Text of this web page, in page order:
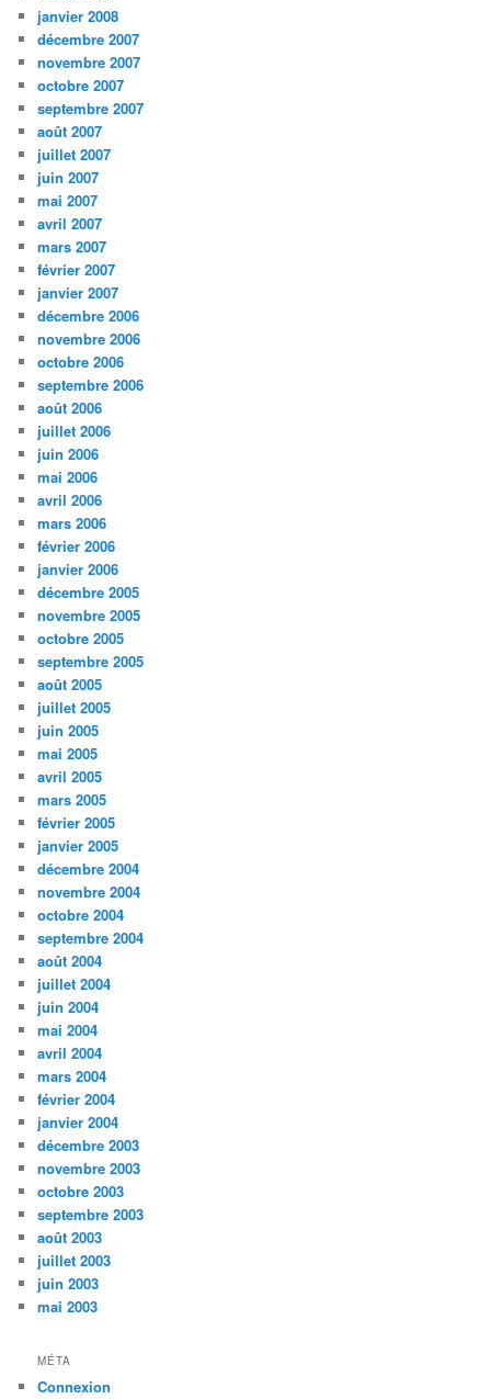
janvier 2008
décembre 2007
novembre 2007
octobre 2007
septembre 2007
août 2007
juillet 2007
juin 2007
mai 2007
avril 2007
mars 2007
février 2007
janvier 2007
décembre 2006
novembre 2006
octobre 2006
septembre 2006
août 2006
juillet 2006
juin 2006
mai 2006
avril 2006
mars 2006
février 2006
janvier 2006
décembre 2005
novembre 2005
octobre 2005
septembre 2005
août 2005
juillet 2005
juin 2005
mai 2005
avril 2005
mars 2005
février 2005
janvier 2005
décembre 2004
novembre 2004
octobre 2004
septembre 2004
août 2004
juillet 2004
juin 2004
mai 2004
avril 2004
mars 2004
février 2004
janvier 2004
décembre 2003
novembre 2003
octobre 2003
septembre 2003
août 2003
juillet 2003
juin 2003
mai 2003
MÉTA
Connexion